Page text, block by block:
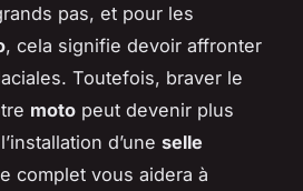
pas, et pour les
, cela signifie devoir affronter
Toutefois, braver le
moto peut devenir plus
d’une selle
complet vous aidera à